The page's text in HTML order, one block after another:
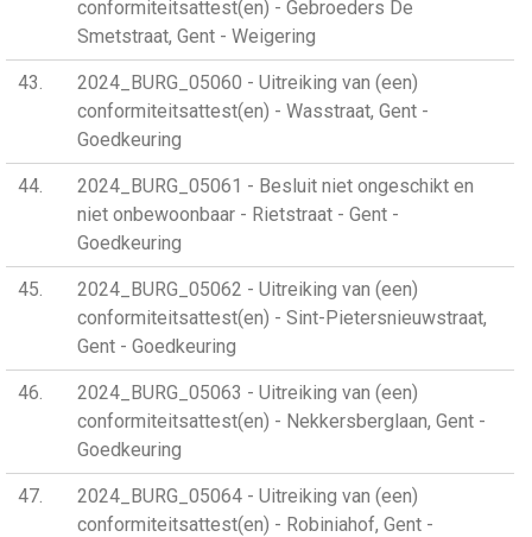
conformiteitsattest(en) - Gebroeders De
Smetstraat, Gent - Weigering
43
2024_BURG_05060 - Uitreiking van (een)
conformiteitsattest(en) - Wasstraat, Gent -
Goedkeuring
44
2024_BURG_05061 - Besluit niet ongeschikt en
niet onbewoonbaar - Rietstraat - Gent -
Goedkeuring
45
2024_BURG_05062 - Uitreiking van (een)
conformiteitsattest(en) - Sint-Pietersnieuwstraat,
Gent - Goedkeuring
46
2024_BURG_05063 - Uitreiking van (een)
conformiteitsattest(en) - Nekkersberglaan, Gent -
Goedkeuring
47
2024_BURG_05064 - Uitreiking van (een)
conformiteitsattest(en) - Robiniahof, Gent -